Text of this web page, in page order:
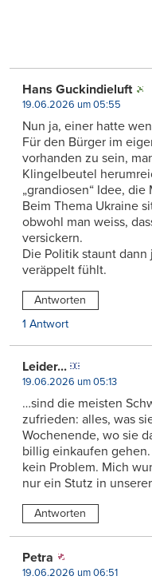
Hans Guckindieluft
19.06.2026 um 05:55
Nun ja, einer hatte
Für den Bürger im
vorhanden zu sein,
Klingelbeutel
„grandiosen“ Idee,
Beim Thema Ukraine
obwohl man weiss,
versickern.
Die Politik staunt
veräppelt fühlt.
Antworten
1 Antwort
Leider...
19.06.2026 um 05:13
…sind die meisten
zufrieden: alles, was
Wochenende, wo sie
billig einkaufen
kein Problem. Mich
nur ein Stutz in
Antworten
Petra
19.06.2026 um 06:51